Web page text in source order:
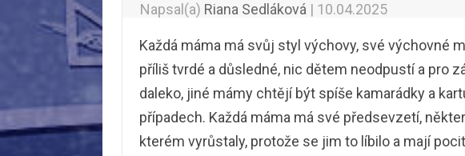
Napsal(a) Riana Sedláková | 10.04.2025
Každá máma má svůj styl výchovy, své výchovné
příliš tvrdé a důsledné, nic dětem neodpustí a pro
daleko, jiné mámy chtějí být spíše kamarádky a
případech. Každá máma má své předsevzetí,
kterém vyrůstaly, protože se jim to líbilo a mají